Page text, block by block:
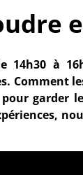
14h30 à
Comment
garder